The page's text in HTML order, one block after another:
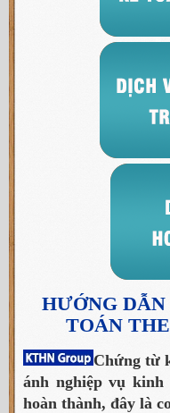
HƯỚNG
TOÁN
Chứng từ
ánh nghiệp vụ
hoàn thành, đây là